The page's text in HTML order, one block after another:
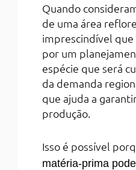
Quando
de uma área
imprescindível que
por um
espécie que será
da demanda
que ajuda a
produção.
Isso é possível
matéria-prima